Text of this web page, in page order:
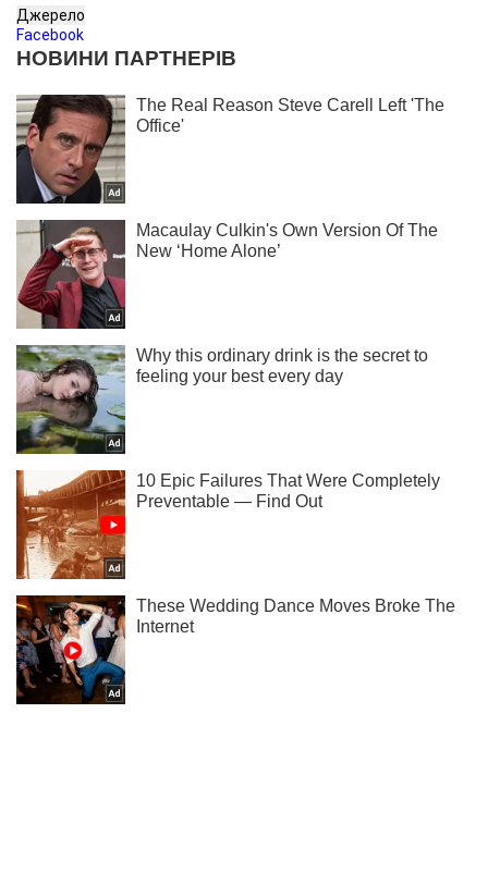
Джерело
Facebook